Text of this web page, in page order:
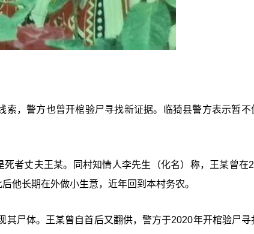
，警方也曾开棺验尸寻找新证据。临猗县警方表示暂不
者丈夫王某。同村知情人李先生（化名）称，王某曾在
他长期在外做小生意，近年回到本村务农。
尸体。王某曾自首后又翻供，警方于2020年开棺验尸寻